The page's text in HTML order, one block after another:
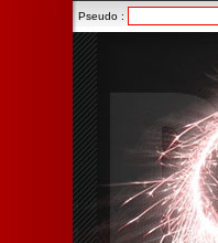
Pseudo :